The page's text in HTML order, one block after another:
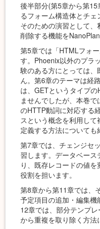
後半部分(第5章から第
るフォーム構造体とチェ
そのための演習として、
削除する機能を
第5章では「HTMLフォ
す。Phoenix以外のプラ
験のある方にとっては
ん。第6章のテーマは経
は、GETというタイプ
ませんでしたが、本巻
のHTTP動詞に対応する
スという概念を利用して
定義する方法についても
第7章では、チェンジセ
習します。データベー
り、既存レコードの値
役割を担います。
第8章から第11章では、
予定項目の追加・編集
12章では、部分テンプ
から重複を取り除く方法